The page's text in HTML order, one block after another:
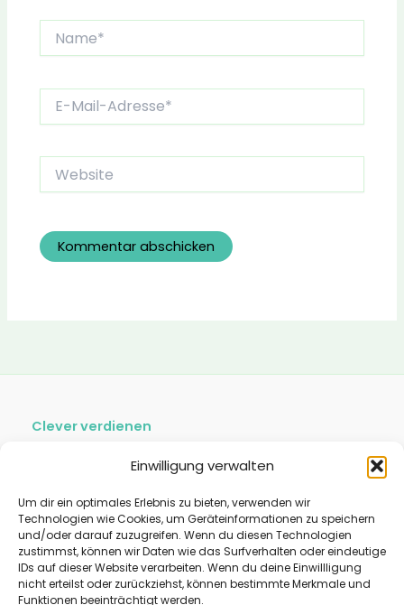
Einwilligung verwalten
Um dir ein optimales Erlebnis zu bieten, verwenden wir
Technologien wie Cookies, um Geräteinformationen zu speichern
und/oder darauf zuzugreifen. Wenn du diesen Technologien
zustimmst, können wir Daten wie das Surfverhalten oder eindeutige
IDs auf dieser Website verarbeiten. Wenn du deine Einwillligung
nicht erteilst oder zurückziehst, können bestimmte Merkmale und
Funktionen beeinträchtigt werden.
Mail-
Website
Clever verdienen
Finanz-Lifestyle
Copyright © 2026 Dealfest.de |
Impressum
Cookie-Richtlinie (EU)
Datenschutz